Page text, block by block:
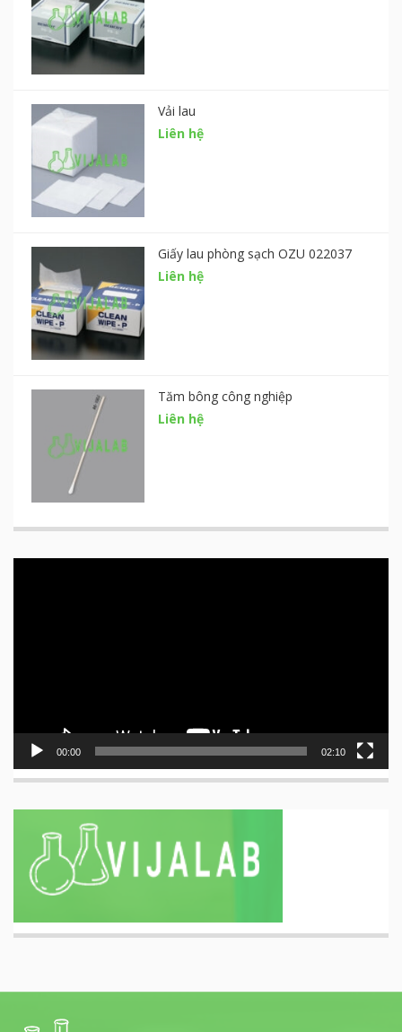
Vải lau
Liên hệ
Giấy lau phòng sạch OZU 022037
Liên hệ
Tăm bông công nghiệp
Liên hệ
Trình
00:00 02:10